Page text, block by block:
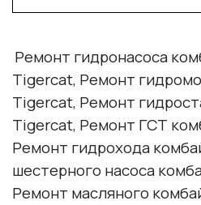
Ремонт гидронасоса
Tigercat, Ремонт
Tigercat, Ремонт
Tigercat, Ремонт ГСТ
Ремонт гидрохода
шестерного насоса
Ремонт масляного